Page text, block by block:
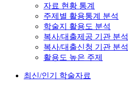
자료 현황 통계
주제별 활용통계 분석
학술지 활용도 분석
복사/대출제공 기관 분석
복사/대출신청 기관 분석
활용도 높은 주제
최신/인기 학술자료